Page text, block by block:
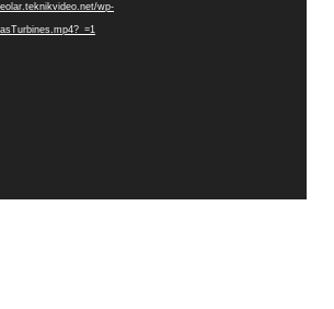
wp-